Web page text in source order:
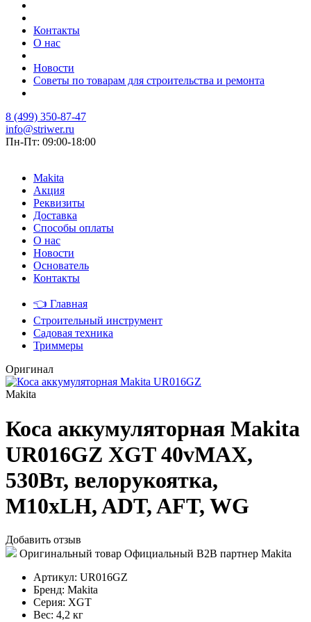
Контакты
О нас
Новости
Советы по товарам для строительства и ремонта
8 (499) 350-87-47
info@striwer.ru
Пн-Пт: 09:00-18:00
Makita
Акция
Реквизиты
Доставка
Способы оплаты
О нас
Новости
Основатель
Контакты
👈 Главная
Строительный инструмент
Садовая техника
Триммеры
Оригинал
Makita
Коса аккумуляторная Makita
UR016GZ XGT 40vMAX,
530Вт, велорукоятка,
М10xLH, ADT, AFT, WG
Добавить отзыв
Оригинальный товар Официальный B2B партнер Makita
Артикул: UR016GZ
Бренд: Makita
Серия: XGT
Вес: 4,2 кг